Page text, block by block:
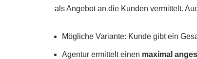
als Angebot an die Kunden vermittelt.
Mögliche Variante: Kunde gibt ein
Agentur ermittelt einen maximal